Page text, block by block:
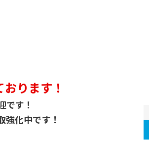
ります！
す！
化中です！